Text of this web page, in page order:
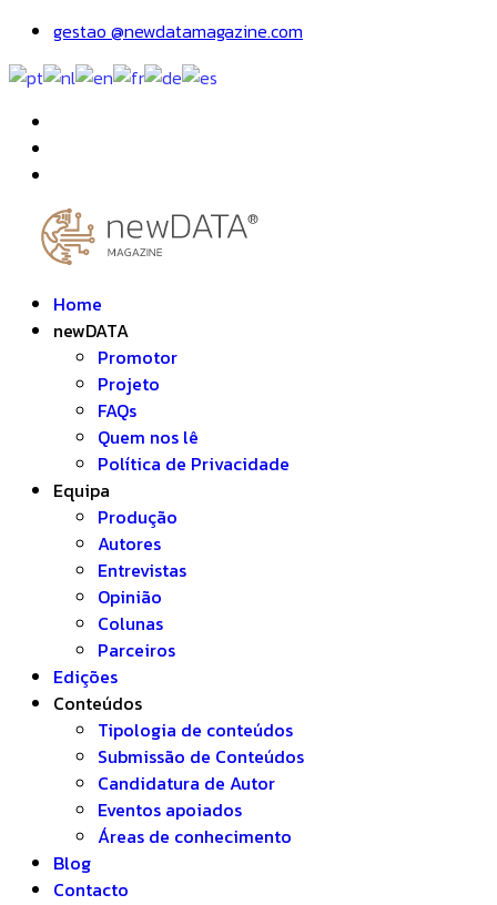
gestao @newdatamagazine.com
Home
newDATA
Promotor
Projeto
FAQs
Quem nos lê
Política de Privacidade
Equipa
Produção
Autores
Entrevistas
Opinião
Colunas
Parceiros
Edições
Conteúdos
Tipologia de conteúdos
Submissão de Conteúdos
Candidatura de Autor
Eventos apoiados
Áreas de conhecimento
Blog
Contacto